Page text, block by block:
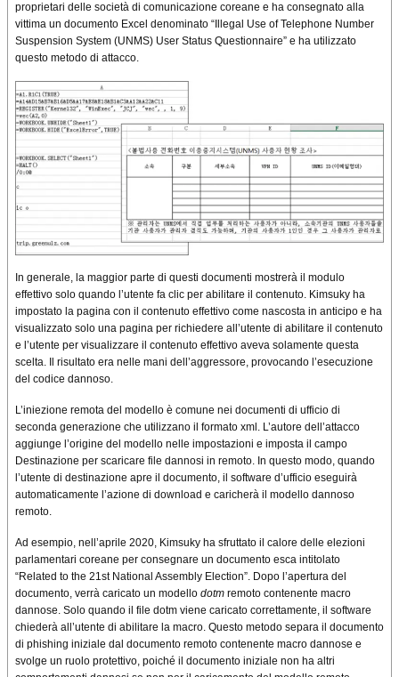
proprietari delle società di comunicazione coreane e ha consegnato alla
vittima un documento Excel denominato “Illegal Use of Telephone Number
Suspension System (UNMS) User Status Questionnaire” e ha utilizzato
questo metodo di attacco.
In generale, la maggior parte di questi documenti mostrerà il modulo
effettivo solo quando l’utente fa clic per abilitare il contenuto. Kimsuky ha
impostato la pagina con il contenuto effettivo come nascosta in anticipo e ha
visualizzato solo una pagina per richiedere all’utente di abilitare il contenuto
e l’utente per visualizzare il contenuto effettivo aveva solamente questa
scelta. Il risultato era nelle mani dell’aggressore, provocando l’esecuzione
del codice dannoso.
L’iniezione remota del modello è comune nei documenti di ufficio di
seconda generazione che utilizzano il formato xml. L’autore dell’attacco
aggiunge l’origine del modello nelle impostazioni e imposta il campo
Destinazione per scaricare file dannosi in remoto. In questo modo, quando
l’utente di destinazione apre il documento, il software d’ufficio eseguirà
automaticamente l’azione di download e caricherà il modello dannoso
remoto.
Ad esempio, nell’aprile 2020, Kimsuky ha sfruttato il calore delle elezioni
parlamentari coreane per consegnare un documento esca intitolato
“Related to the 21st National Assembly Election”. Dopo l’apertura del
documento, verrà caricato un modello dotm remoto contenente macro
dannose. Solo quando il file dotm viene caricato correttamente, il software
chiederà all’utente di abilitare la macro. Questo metodo separa il documento
di phishing iniziale dal documento remoto contenente macro dannose e
svolge un ruolo protettivo, poiché il documento iniziale non ha altri